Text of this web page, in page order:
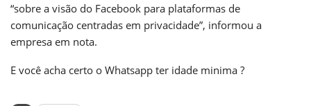
“sobre a visão do Facebook para plataformas de
comunicação centradas em privacidade”, informou a
empresa em nota.
E você acha certo o Whatsapp ter idade minima ?